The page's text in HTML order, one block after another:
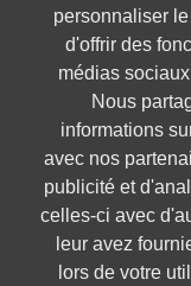
personnaliser
d'offrir des
médias
Nous
informations
avec nos
publicité et
celles-ci avec
leur avez
lors de votre
Préparez
OFFRES